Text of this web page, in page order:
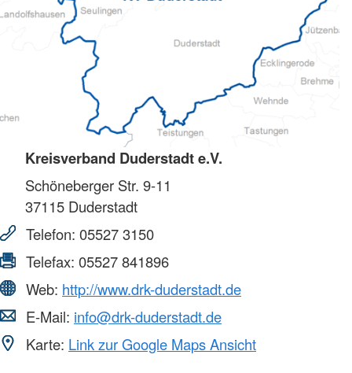
Kreisverband Duderstadt e.V.
Schöneberger Str. 9-11
37115 Duderstadt
Telefon: 05527 3150
Telefax: 05527 841896
Web: http://www.drk-duderstadt.de
E-Mail: info@drk-duderstadt.de
Karte: Link zur Google Maps Ansicht